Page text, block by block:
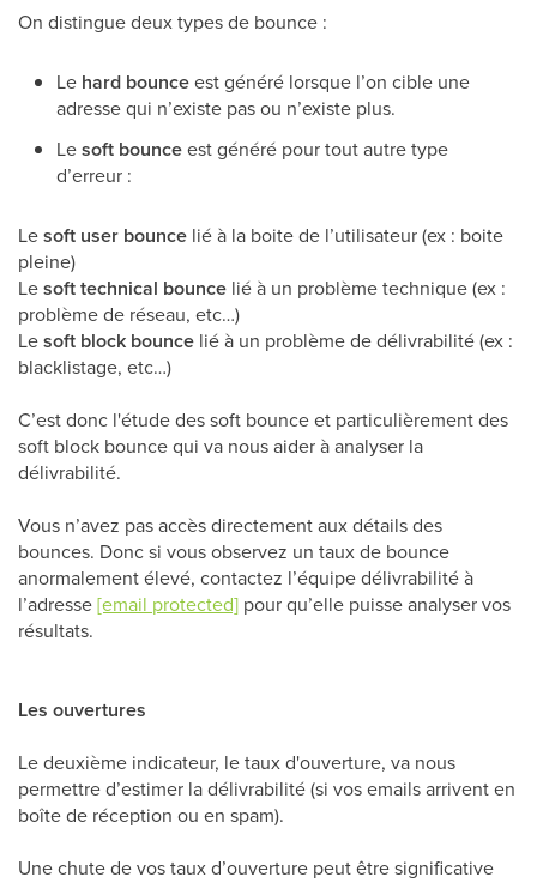
On distingue deux types de bounce :
Le hard bounceest généré lorsque l’on cible une
adresse qui n’existe pas ou n’existe plus.
Lesoft bounceest généré pour tout autre type
d’erreur :
Lesoft user bounce lié à la boite de l’utilisateur (ex : boite
pleine)
Lesoft technical bounce lié à un problème technique (ex :
problème de réseau, etc…)
Lesoft block bounce lié à un problème de délivrabilité (ex :
blacklistage, etc…)
C’est donc l'étude des soft bounce et particulièrement des
soft block bounce qui va nous aider à analyser la
délivrabilité.
Vous n’avez pas accès directement aux détails des
bounces. Donc si vous observez un taux de bounce
anormalement élevé, contactez l’équipe délivrabilité à
l’adresse[email protected] pour qu’elle puisse analyser vos
résultats.
Les ouvertures
Le deuxième indicateur, le taux d'ouverture, va nous
permettre d’estimer la délivrabilité (si vos emails arrivent en
boîte de réception ou en spam).
Une chute de vos taux d’ouverture peut être significative